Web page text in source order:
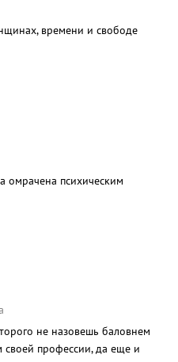
времени и свободе
омрачена психическим
не назовешь баловнем
своей профессии, да еще и